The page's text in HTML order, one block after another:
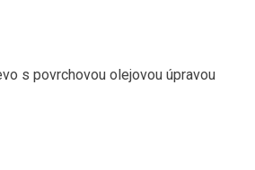
s povrchovou olejovou úpravou